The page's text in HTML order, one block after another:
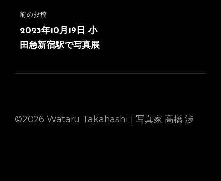
投
稿
ナ
シ
前
の
投
前の投稿
2023年10月19日 小
田急新宿駅で写真展
©2026 Wataru Takahashi | 写真家 高橋 渉